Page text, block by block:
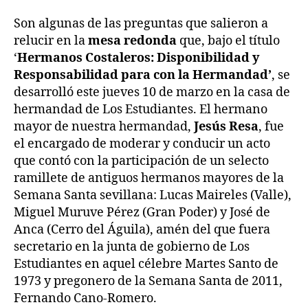
Son algunas de las preguntas que salieron a
relucir en lamesa redonda que, bajo el título
‘Hermanos Costaleros: Disponibilidad y
Responsabilidad para con la Hermandad’, se
desarrolló este jueves 10 de marzo en la casa de
hermandad de Los Estudiantes. El hermano
mayor de nuestra hermandad, Jesús Resa, fue
el encargado de moderar y conducir un acto
que contó con la participación de un selecto
ramillete de antiguos hermanos mayores de la
Semana Santa sevillana: Lucas Maireles (Valle),
Miguel Muruve Pérez (Gran Poder) y José de
Anca (Cerro del Águila), amén del que fuera
secretario en la junta de gobierno de Los
Estudiantes en aquel célebre Martes Santo de
1973 y pregonero de la Semana Santa de 2011,
Fernando Cano-Romero.